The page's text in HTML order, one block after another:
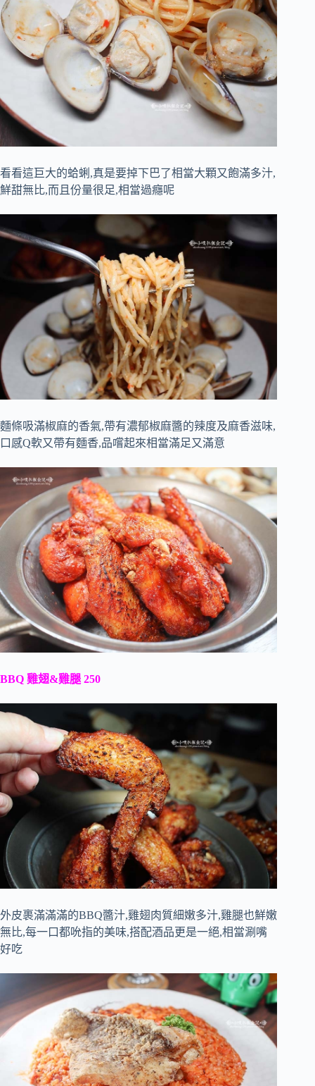
看看這巨大的蛤蜊,真是要掉下巴了相當大顆又飽滿多汁,
鮮甜無比,而且份量很足,相當過癮呢
麵條吸滿椒麻的香氣,帶有濃郁椒麻醬的辣度及麻香滋味,
口感Q軟又帶有麵香,品嚐起來相當滿足又滿意
BBQ 雞翅&雞腿 250
外皮裹滿滿滿的BBQ醬汁,雞翅肉質細嫩多汁,雞腿也鮮嫩
無比,每一口都吮指的美味,搭配酒品更是一絕,相當涮嘴
好吃